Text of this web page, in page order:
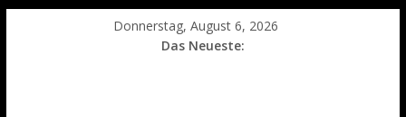
Donnerstag, August 6, 2026
Das Neueste: